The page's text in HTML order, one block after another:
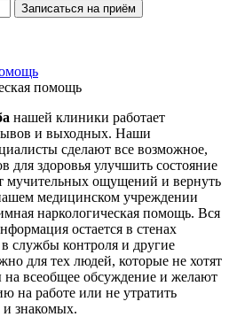
Записаться на приём
помощь
нашей клиники работает
и выходных. Наши
сделают все возможное,
для здоровья улучшить состояние
мучительных ощущений и вернуть
медицинском учреждении
наркологическая помощь. Вся
остается в стенах
службы контроля и другие
для тех людей, которые не хотят
всеобщее обсуждение и желают
на работе или не утратить
и знакомых.